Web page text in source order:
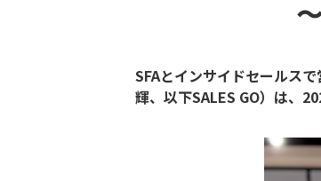
SFAとインサイドセールス
輝、以下SALES GO）は、